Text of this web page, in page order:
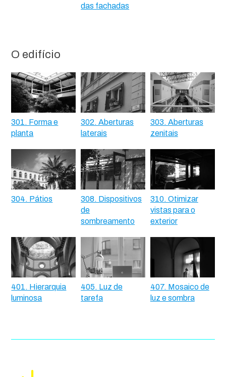
das fachadas
O edifício
301. Forma e
planta
302. Aberturas
laterais
303. Aberturas
zenitais
304. Pátios
308. Dispositivos
de
sombreamento
310. Otimizar
vistas para o
exterior
401. Hierarquia
luminosa
405. Luz de
tarefa
407. Mosaico de
luz e sombra